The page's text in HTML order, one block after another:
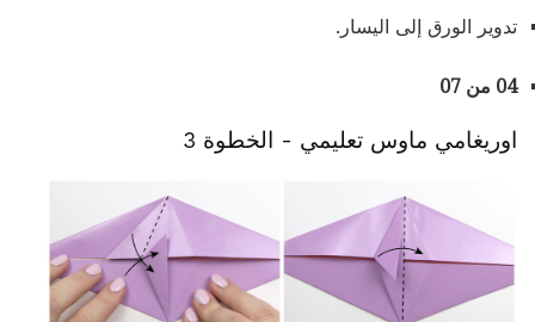
تدوير الورق إلى اليسار.
04 من 07
اوريغامي ماوس تعليمي - الخطوة 3